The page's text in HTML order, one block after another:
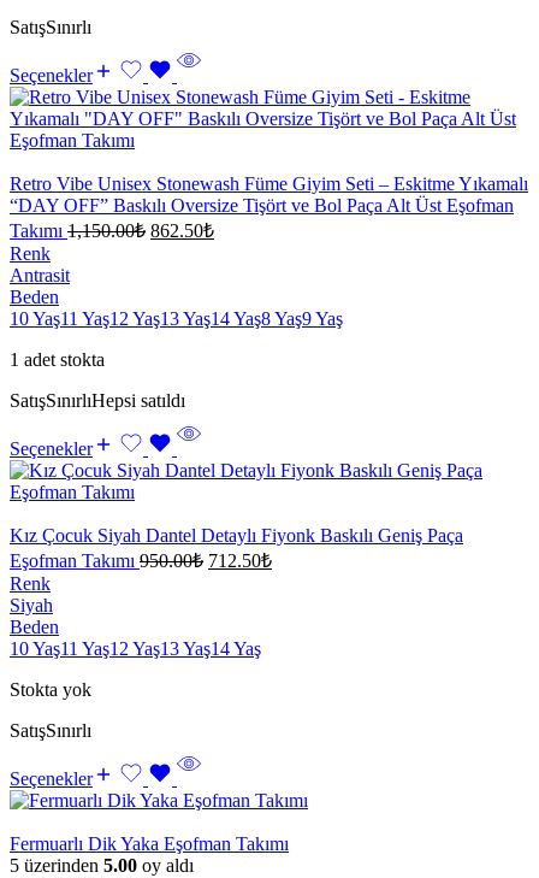
SatışSınırlı
Seçenekler
Retro Vibe Unisex Stonewash Füme Giyim Seti – Eskitme Yıkamalı
“DAY OFF” Baskılı Oversize Tişört ve Bol Paça Alt Üst Eşofman
Takımı 1,150.00₺ 862.50₺
Renk
Antrasit
Beden
10 Yaş11 Yaş12 Yaş13 Yaş14 Yaş8 Yaş9 Yaş
1 adet stokta
SatışSınırlıHepsi satıldı
Seçenekler
Kız Çocuk Siyah Dantel Detaylı Fiyonk Baskılı Geniş Paça
Eşofman Takımı 950.00₺ 712.50₺
Renk
Siyah
Beden
10 Yaş11 Yaş12 Yaş13 Yaş14 Yaş
Stokta yok
SatışSınırlı
Seçenekler
Fermuarlı Dik Yaka Eşofman Takımı
5 üzerinden 5.00 oy aldı